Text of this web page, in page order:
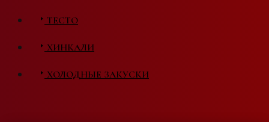
ТЕСТО
ХИНКАЛИ
ХОЛОДНЫЕ ЗАКУСКИ